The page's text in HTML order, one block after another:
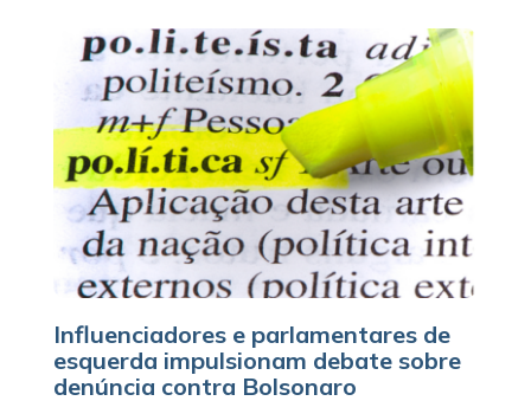
Influenciadores e parlamentares de
esquerda impulsionam debate sobre
denúncia contra Bolsonaro